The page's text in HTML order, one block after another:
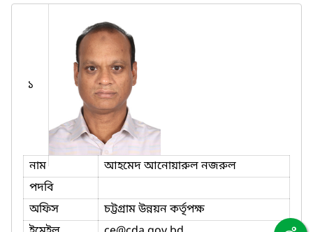
১
নাম
আহমেদ আনোয়ারুল নজরুল
পদবি
অফিস
চট্টগ্রাম উন্নয়ন কর্তৃপক্ষ